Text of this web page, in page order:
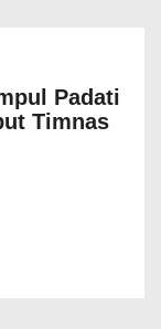
Padati
Timnas